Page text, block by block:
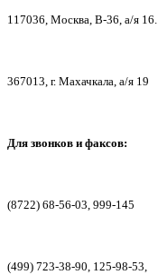
117036, Москва, В-36, а/я 16.
367013, г. Махачкала, а/я 19
Для звонков и факсов:
(8722) 68-56-03, 999-145
(499) 723-38-90, 125-98-53,